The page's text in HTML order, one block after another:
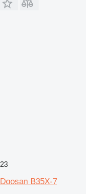
23
Doosan B35X-7